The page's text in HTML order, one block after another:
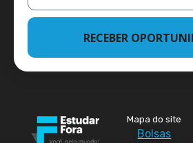
RECEBER
Mapa do site
Bolsas